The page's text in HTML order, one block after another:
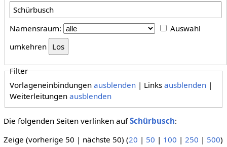
Namensraum:
Auswahl
umkehren
Filter
Vorlageneinbindungenausblenden | Linksausblenden |
Weiterleitungenausblenden
Die folgenden Seiten verlinken aufSchürbusch:
Zeige (vorherige 50 | nächste 50) (20 | 50 | 100 | 250 | 500)